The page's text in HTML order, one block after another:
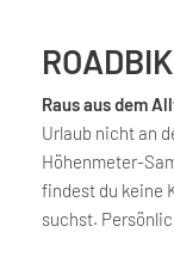
Raus aus dem
Urlaub nicht an
Höhenmeter-
findest du keine
suchst.